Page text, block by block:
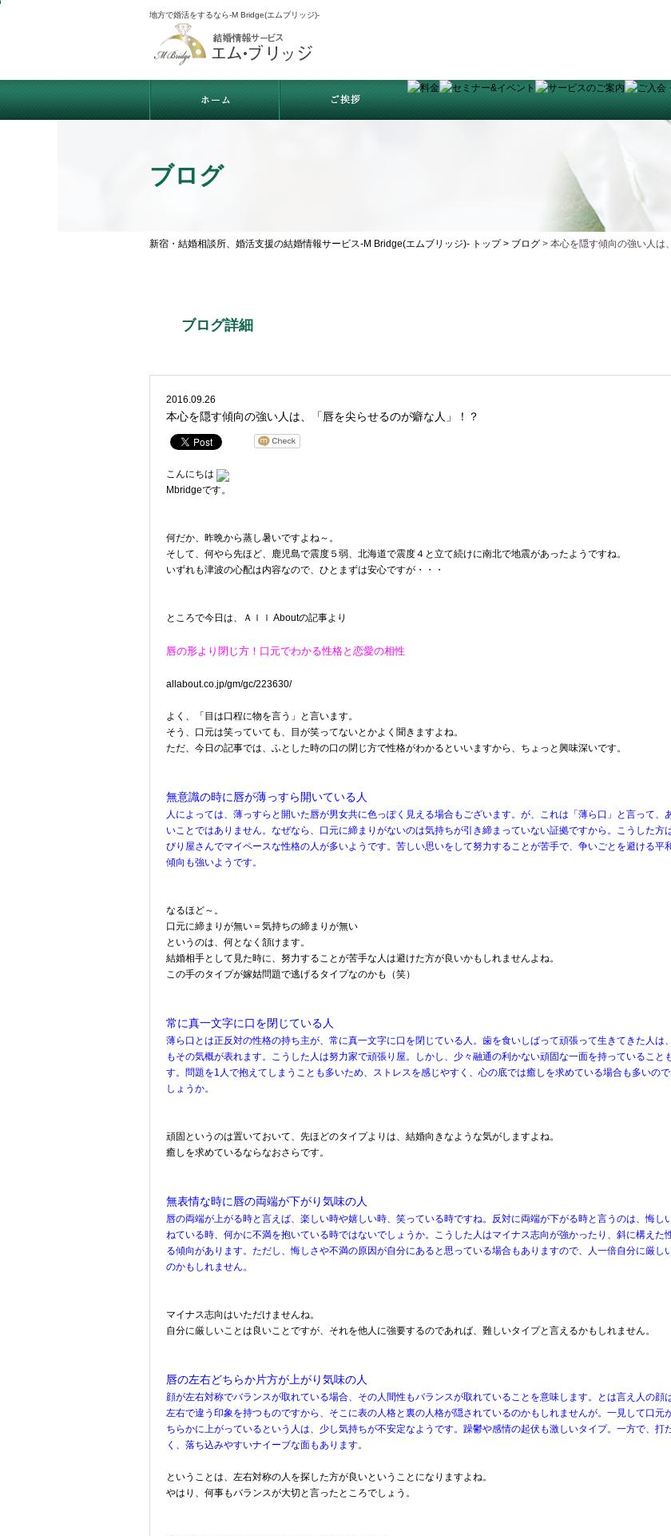
地方で婚活をするなら-M Bridge(エムブリッジ)-
ブログ
新宿・結婚相談所、婚活支援の結婚情報サービス-M Bridge(エムブリッジ)- トップ > ブログ > 本心を隠す傾向の強い人は
ブログ詳細
2016.09.26
本心を隠す傾向の強い人は、「唇を尖らせるのが癖な人」！？
こんにちは
Mbridgeです。
何だか、昨晩から蒸し暑いですよね～。
そして、何やら先ほど、鹿児島で震度５弱、北海道で震度４と立て続けに南北で地震があったようですね。
いずれも津波の心配は内容なので、ひとまずは安心ですが・・・
ところで今日は、Ａｌｌ Aboutの記事より
唇の形より閉じ方！口元でわかる性格と恋愛の相性
allabout.co.jp/gm/gc/223630/
よく、「目は口程に物を言う」と言います。
そう、口元は笑っていても、目が笑ってないとかよく聞きますよね。
ただ、今日の記事では、ふとした時の口の閉じ方で性格がわかるといいますから、ちょっと興味深いです。
無意識の時に唇が薄っすら開いている人
人によっては、薄っすらと開いた唇が男女共に色っぽく見える場合もございます。が、これは「薄ら口」と言って、
いことではありません。なぜなら、口元に締まりがないのは気持ちが引き締まっていない証拠ですから。こうした方
びり屋さんでマイペースな性格の人が多いようです。苦しい思いをして努力することが苦手で、争いごとを避ける平
傾向も強いようです。
なるほど～。
口元に締まりが無い＝気持ちの締まりが無い
というのは、何となく頷けます。
結婚相手として見た時に、努力することが苦手な人は避けた方が良いかもしれませんよね。
この手のタイプが嫁姑問題で逃げるタイプなのかも（笑）
常に真一文字に口を閉じている人
薄ら口とは正反対の性格の持ち主が、常に真一文字に口を閉じている人。歯を食いしばって頑張って生きてきた人は
もその気概が表れます。こうした人は努力家で頑張り屋。しかし、少々融通の利かない頑固な一面を持っていること
す。問題を1人で抱えてしまうことも多いため、ストレスを感じやすく、心の底では癒しを求めている場合も多いの
しょうか。
頑固というのは置いておいて、先ほどのタイプよりは、結婚向きなような気がしますよね。
癒しを求めているならなおさらです。
無表情な時に唇の両端が下がり気味の人
唇の両端が上がる時と言えば、楽しい時や嬉しい時、笑っている時ですね。反対に両端が下がる時と言うのは、悔し
ねている時、何かに不満を抱いている時ではないでしょうか。こうした人はマイナス志向が強かったり、斜に構えた
る傾向があります。ただし、悔しさや不満の原因が自分にあると思っている場合もありますので、人一倍自分に厳し
のかもしれません。
マイナス志向はいただけませんね。
自分に厳しいことは良いことですが、それを他人に強要するのであれば、難しいタイプと言えるかもしれません。
唇の左右どちらか片方が上がり気味の人
顔が左右対称でバランスが取れている場合、その人間性もバランスが取れていることを意味します。とは言え人の顔
左右で違う印象を持つものですから、そこに表の人格と裏の人格が隠されているのかもしれませんが。一見して口元
ちらかに上がっているという人は、少し気持ちが不安定なようです。躁鬱や感情の起伏も激しいタイプ。一方で、打
く、落ち込みやすいナイーブな面もあります。
ということは、左右対称の人を探した方が良いということになりますよね。
やはり、何事もバランスが大切と言ったところでしょう。